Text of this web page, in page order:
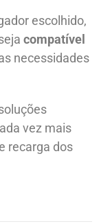
escolhido,
compatível
necessidades
vez mais
recarga dos